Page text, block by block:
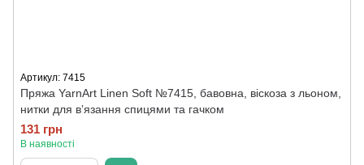
Артикул: 7415
Пряжа YarnArt Linen Soft №7415, бавовна, віскоза з льоном,
нитки для вʼязання спицями та гачком
131 грн
В наявності